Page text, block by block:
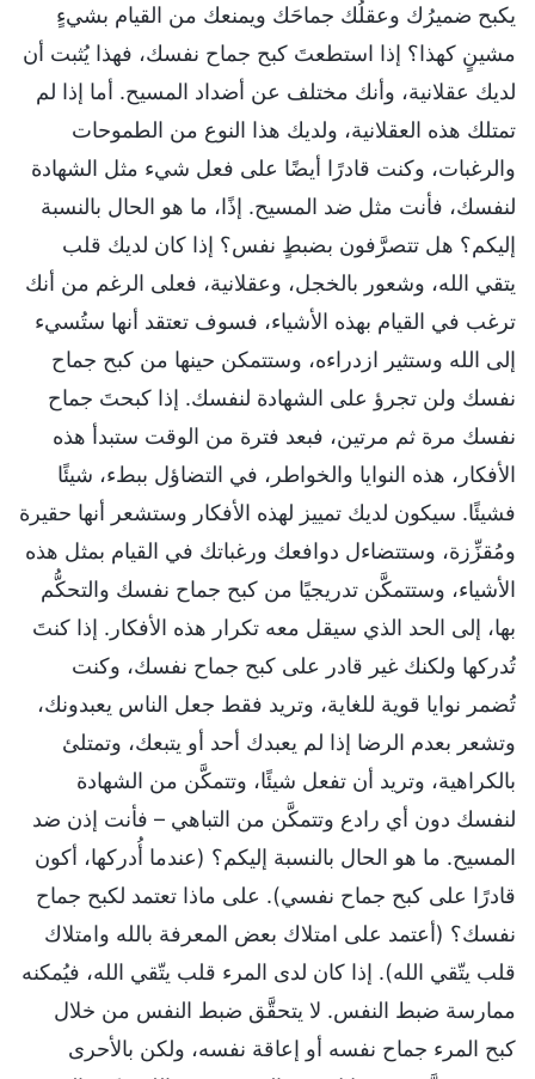
يكبح ضميرُك وعقلُك جماحَك ويمنعك من القيام بشيءٍ
مشينٍ كهذا؟ إذا استطعتَ كبح جماح نفسك، فهذا يُثبت أن
لديك عقلانية، وأنك مختلف عن أضداد المسيح. أما إذا لم
تمتلك هذه العقلانية، ولديك هذا النوع من الطموحات
والرغبات، وكنت قادرًا أيضًا على فعل شيء مثل الشهادة
لنفسك، فأنت مثل ضد المسيح. إذًا، ما هو الحال بالنسبة
إليكم؟ هل تتصرَّفون بضبطٍ نفس؟ إذا كان لديك قلب
يتقي الله، وشعور بالخجل، وعقلانية، فعلى الرغم من أنك
ترغب في القيام بهذه الأشياء، فسوف تعتقد أنها ستُسيء
إلى الله وستثير ازدراءه، وستتمكن حينها من كبح جماح
نفسك ولن تجرؤ على الشهادة لنفسك. إذا كبحتَ جماح
نفسك مرة ثم مرتين، فبعد فترة من الوقت ستبدأ هذه
الأفكار، هذه النوايا والخواطر، في التضاؤل ببطء، شيئًا
فشيئًا. سيكون لديك تمييز لهذه الأفكار وستشعر أنها حقيرة
ومُقزِّزة، وستتضاءل دوافعك ورغباتك في القيام بمثل هذه
الأشياء، وستتمكَّن تدريجيًا من كبح جماح نفسك والتحكُّم
بها، إلى الحد الذي سيقل معه تكرار هذه الأفكار. إذا كنتَ
تُدركها ولكنك غير قادر على كبح جماح نفسك، وكنت
تُضمر نوايا قوية للغاية، وتريد فقط جعل الناس يعبدونك،
وتشعر بعدم الرضا إذا لم يعبدك أحد أو يتبعك، وتمتلئ
بالكراهية، وتريد أن تفعل شيئًا، وتتمكَّن من الشهادة
لنفسك دون أي رادع وتتمكَّن من التباهي – فأنت إذن ضد
المسيح. ما هو الحال بالنسبة إليكم؟ (عندما أُدركها، أكون
قادرًا على كبح جماح نفسي). على ماذا تعتمد لكبح جماح
نفسك؟ (أعتمد على امتلاك بعض المعرفة بالله وامتلاك
قلب يتّقي الله). إذا كان لدى المرء قلب يتّقي الله، فيُمكنه
ممارسة ضبط النفس. لا يتحقَّق ضبط النفس من خلال
كبح المرء جماح نفسه أو إعاقة نفسه، ولكن بالأحرى